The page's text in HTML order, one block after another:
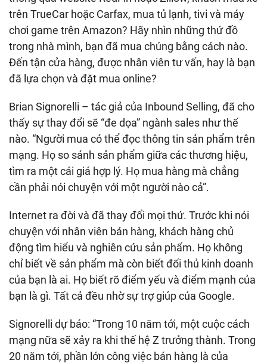
trên TrueCar hoặc Carfax, mua tủ lạnh, tivi và máy
chơi game trên Amazon? Hãy nhìn những thứ đồ
trong nhà mình, bạn đã mua chúng bằng cách nào.
Đến tận cửa hàng, được nhân viên tư vấn, hay là bạn
đã lựa chọn và đặt mua online?
Brian Signorelli – tác giả của Inbound Selling, đã cho
thấy sự thay đổi sẽ “đe dọa” ngành sales như thế
nào. “Người mua có thể đọc thông tin sản phẩm trên
mạng. Họ so sánh sản phẩm giữa các thương hiệu,
tìm ra một cái giá hợp lý. Họ mua hàng mà chẳng
cần phải nói chuyện với một người nào cả”.
Internet ra đời và đã thay đổi mọi thứ. Trước khi nói
chuyện với nhân viên bán hàng, khách hàng chủ
động tìm hiểu và nghiên cứu sản phẩm. Họ không
chỉ biết về sản phẩm mà còn biết đối thủ kinh doanh
của bạn là ai. Họ biết rõ điểm yếu và điểm mạnh của
bạn là gì. Tất cả đều nhờ sự trợ giúp của Google.
Signorelli dự báo: “Trong 10 năm tới, một cuộc cách
mạng nữa sẽ xảy ra khi thế hệ Z trưởng thành. Trong
20 năm tới, phần lớn công việc bán hàng là của